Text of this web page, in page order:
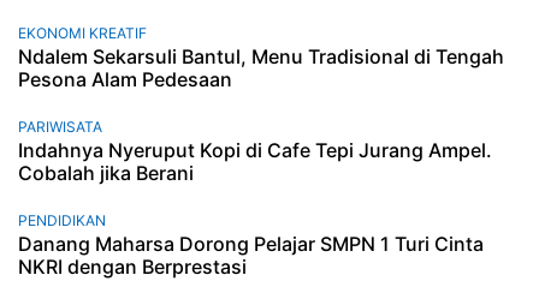
EKONOMI KREATIF
Ndalem Sekarsuli Bantul, Menu Tradisional di Tengah
Pesona Alam Pedesaan
PARIWISATA
Indahnya Nyeruput Kopi di Cafe Tepi Jurang Ampel.
Cobalah jika Berani
PENDIDIKAN
Danang Maharsa Dorong Pelajar SMPN 1 Turi Cinta
NKRI dengan Berprestasi